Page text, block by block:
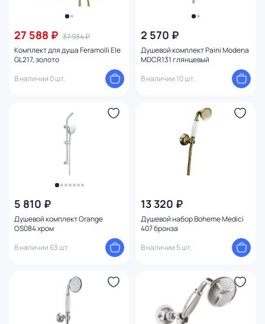
27 588 ₽ 37 934 ₽
Комплект для душа Feramolli Ele
GL217, золото
В наличии 0 шт.
2 570 ₽
Душевой комплект Paini Modena
MDCR131 глянцевый
В наличии 10 шт.
5 810 ₽
Душевой комплект Orange
OS084 хром
В наличии 63 шт.
13 320 ₽
Душевой набор Boheme Medici
407 бронза
В наличии 5 шт.